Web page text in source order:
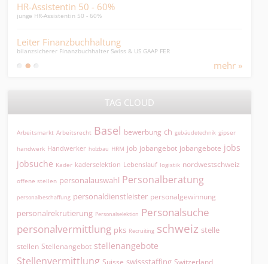
HR-Assistentin 50 - 60%
junge HR-Assistentin 50 - 60%
Leiter Finanzbuchhaltung
bilanzsicherer Finanzbuchhalter Swiss & US GAAP FER
mehr »
TAG CLOUD
Arbeitsmarkt Arbeitsrecht Basel bewerbung ch gebäudetechnik gipser
handwerk Handwerker holzbau HRM job jobangebot jobangebote jobs
jobsuche Kader kaderselektion Lebenslauf logistik nordwestschweiz
offene stellen personalauswahl Personalberatung
personalbeschaffung personaldienstleister personalgewinnung
personalrekrutierung Personalselektion Personalsuche
personalvermittlung pks Recruiting schweiz stelle
stellen Stellenangebot stellenangebote
Stellenvermittlung Suisse swissstaffing Switzerland